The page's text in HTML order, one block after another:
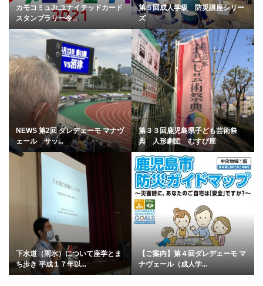
カモコミュJr.ユナイテッドカード
スタンプラリー令...
第５回成人学級 防災講座シリー
ズ
NEWS 第2回 ダレデェーモ マナヴ
ェール サッ...
第３３回鹿児島県子ども芸術祭
典 人形劇団 むすび座
下水道（雨水）について座学とま
ち歩き 平成１７年以...
【ご案内】第４回ダレデェーモ マ
ナヴェール（成人学...